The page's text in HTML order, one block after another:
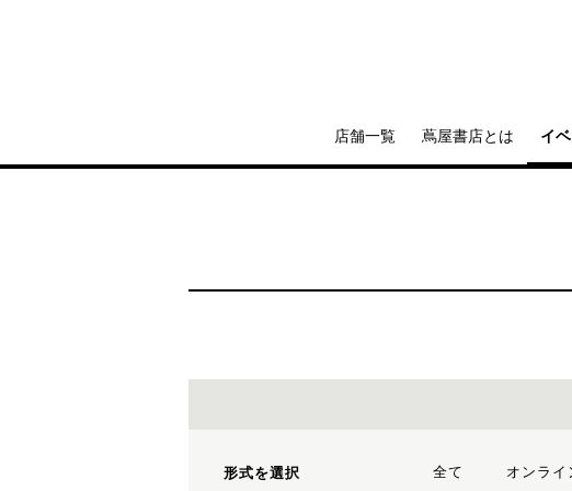
店舗一覧 蔦屋書店とは イ
形式を選択 全て オンライ